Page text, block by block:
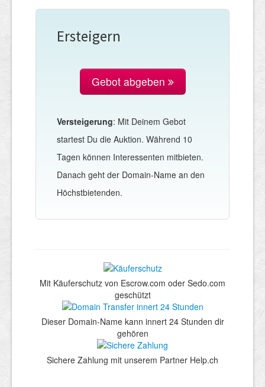
Ersteigern
Gebot abgeben
Versteigerung: Mit Deinem Gebot
startest Du die Auktion. Während 10
Tagen können Interessenten mitbieten.
Danach geht der Domain-Name an den
Höchstbietenden.
Mit Käuferschutz von Escrow.com oder Sedo.com
geschützt
Dieser Domain-Name kann innert 24 Stunden dir
gehören
Sichere Zahlung mit unserem Partner Help.ch